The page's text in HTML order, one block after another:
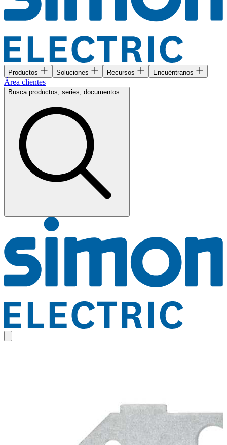
Productos Soluciones Recursos Encuéntranos
Área clientes
Busca productos, series, documentos...